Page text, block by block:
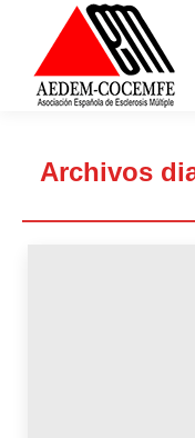
Archivos